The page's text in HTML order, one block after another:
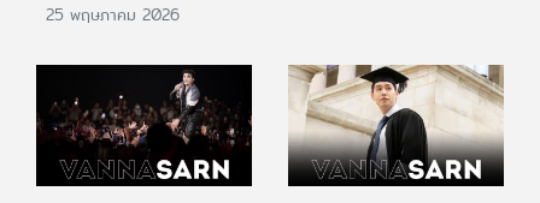
25 พฤษภาคม 2026